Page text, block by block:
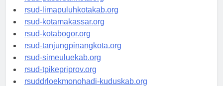
rsud-limapuluhkotakab.org
rsud-kotamakassar.org
rsud-kotabogor.org
rsud-tanjungpinangkota.org
rsud-simeuluekab.org
rsud-tpikepriprov.org
rsuddrloekmonohadi-kuduskab.org